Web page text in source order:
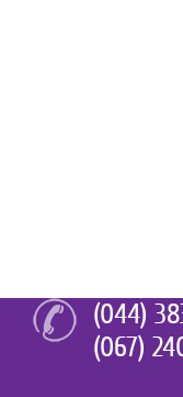
(044)
(067)